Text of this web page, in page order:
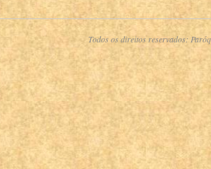
Todos os direitos reservados: